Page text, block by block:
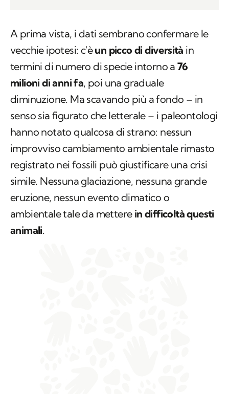
A prima vista, i dati sembrano confermare le
vecchie ipotesi: c'èun picco di diversità in
termini di numero di specie intorno a76
milioni di anni fa, poi una graduale
diminuzione. Ma scavando più a fondo – in
senso sia figurato che letterale – i paleontologi
hanno notato qualcosa di strano: nessun
improvviso cambiamento ambientale rimasto
registrato nei fossili può giustificare una crisi
simile. Nessuna glaciazione, nessuna grande
eruzione, nessun evento climatico o
ambientale tale da mettere in difficoltà questi
animali.